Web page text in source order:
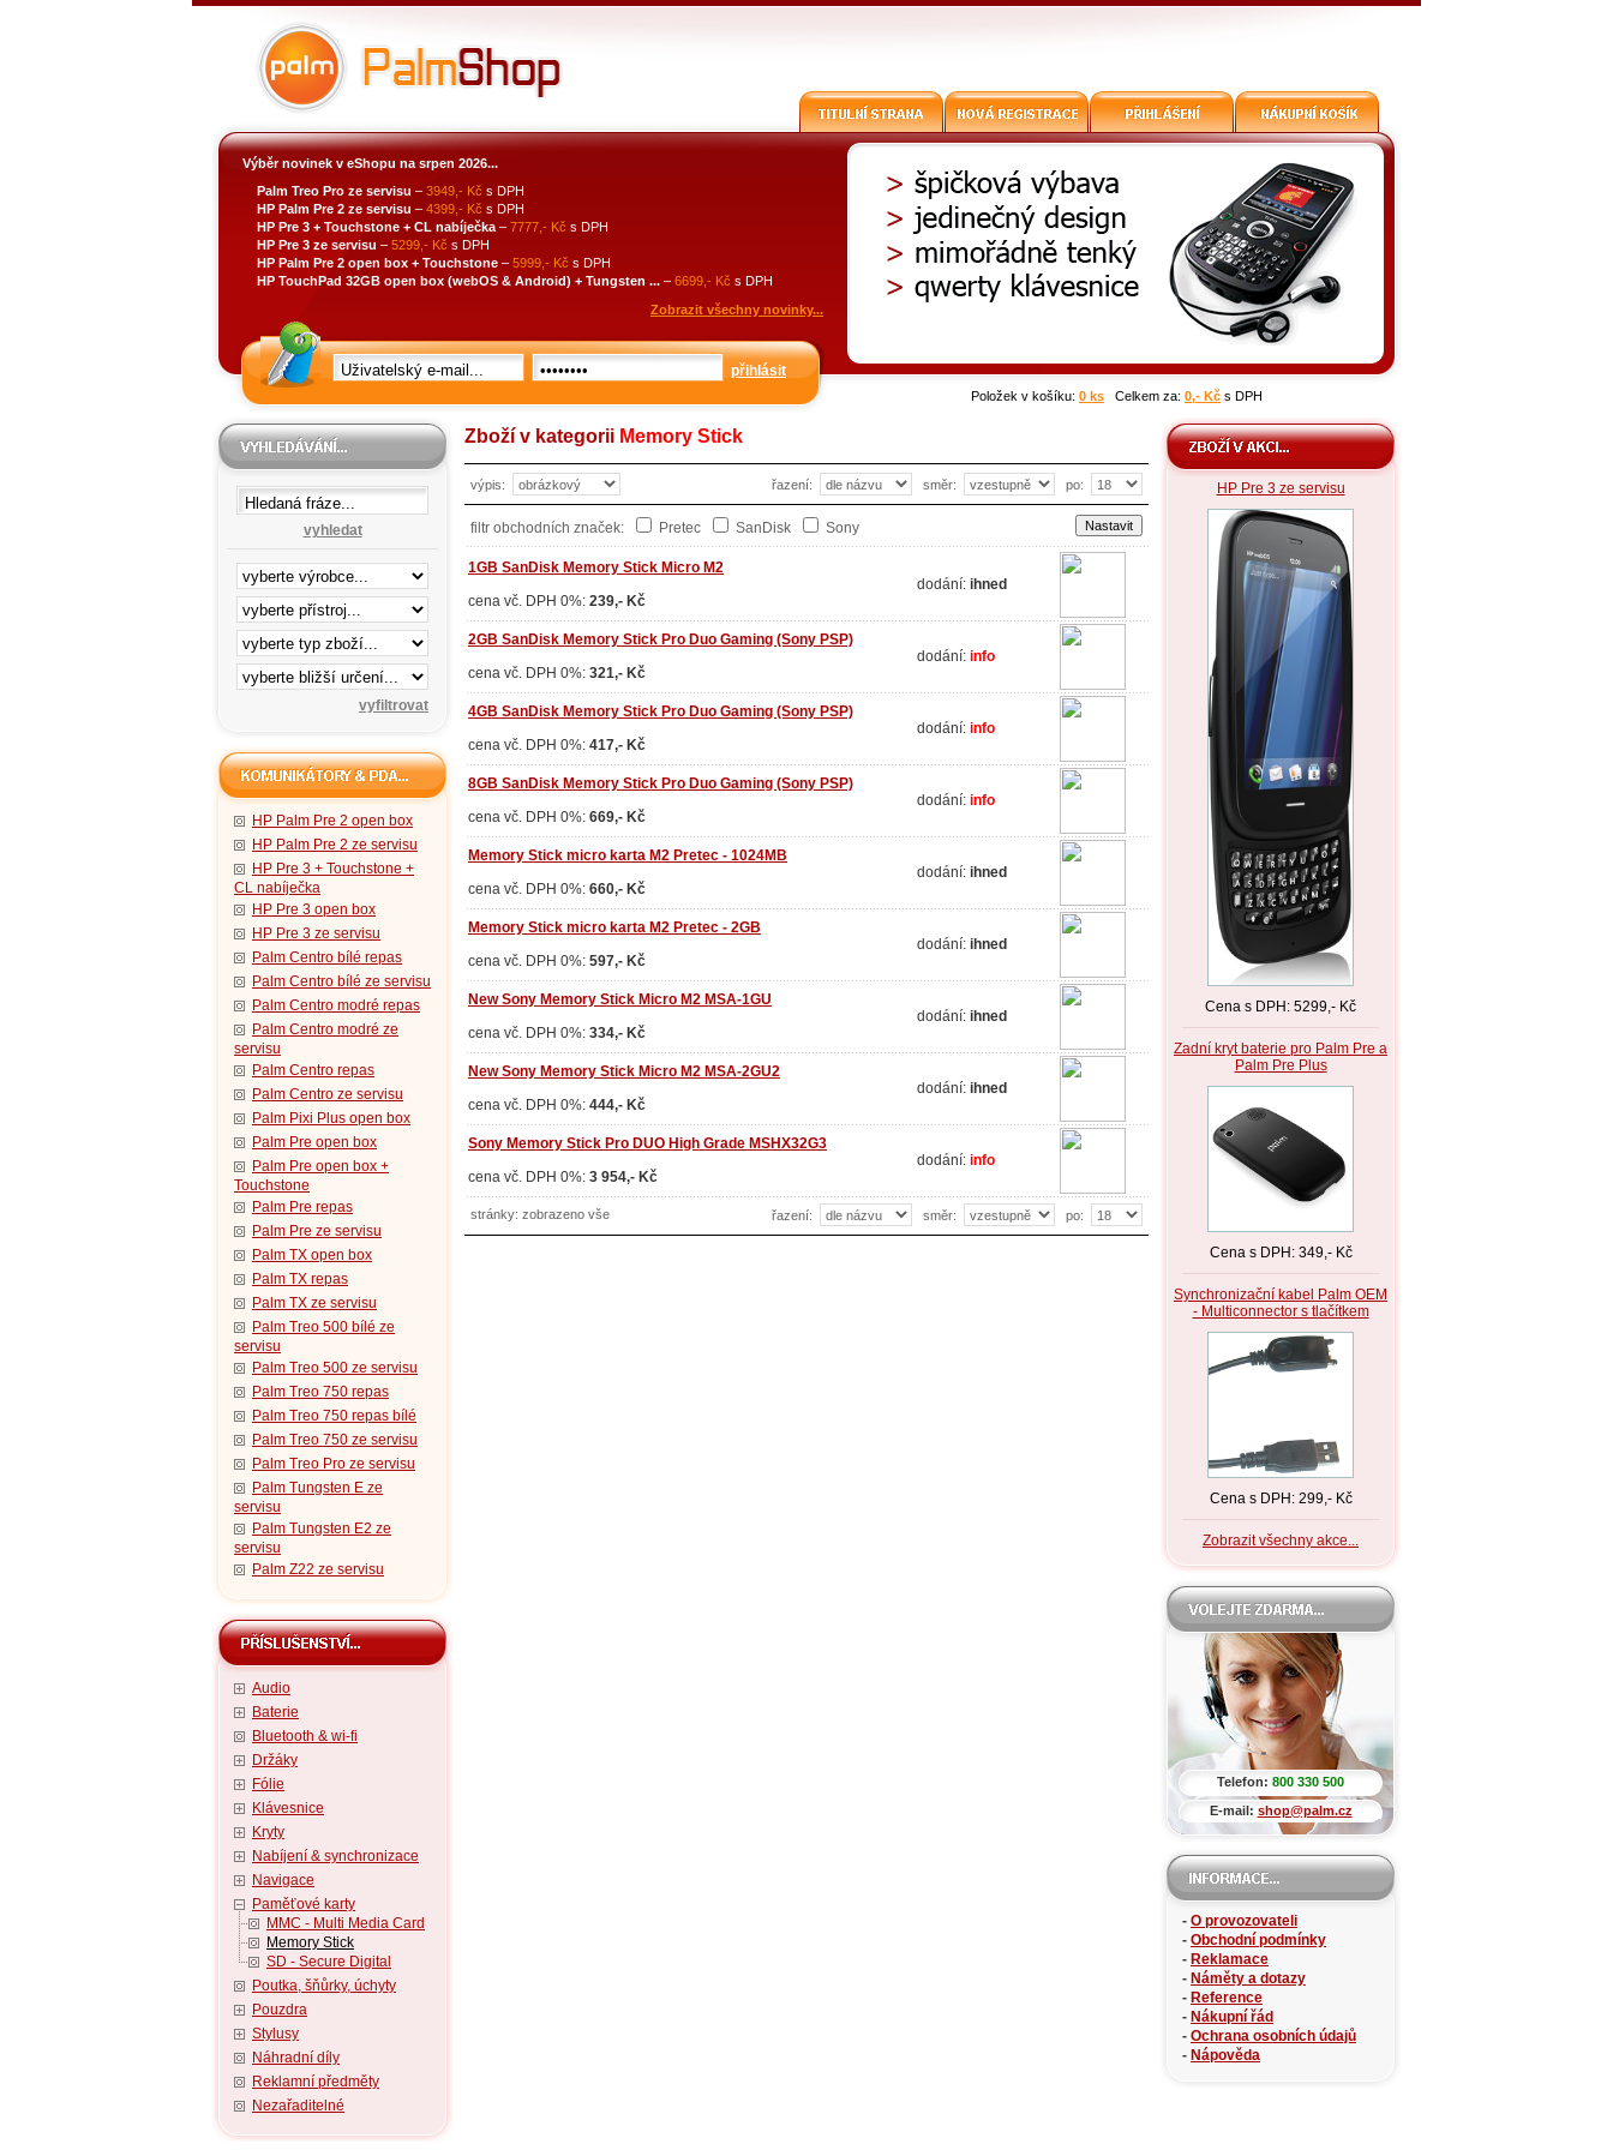
Výběr novinek v eShopu na srpen 2026...
Palm Treo Pro ze servisu – 3949,- Kč s DPH
HP Palm Pre 2 ze servisu – 4399,- Kč s DPH
HP Pre 3 + Touchstone + CL nabíječka – 7777,- Kč s DPH
HP Pre 3 ze servisu – 5299,- Kč s DPH
HP Palm Pre 2 open box + Touchstone – 5999,- Kč s DPH
HP TouchPad 32GB open box (webOS & Android) + Tungsten ... – 6699,- Kč s DPH
Zobrazit všechny novinky...
přihlásit
Položek v košíku: 0 ks Celkem za: 0,- Kč s DPH
vyhledat
HP Palm Pre 2 open box
HP Palm Pre 2 ze servisu
HP Pre 3 + Touchstone +
CL nabíječka
HP Pre 3 open box
HP Pre 3 ze servisu
Palm Centro bílé repas
Palm Centro bílé ze servisu
Palm Centro modré repas
Palm Centro modré ze
servisu
Palm Centro repas
Palm Centro ze servisu
Palm Pixi Plus open box
Palm Pre open box
Palm Pre open box +
Touchstone
Palm Pre repas
Palm Pre ze servisu
Palm TX open box
Palm TX repas
Palm TX ze servisu
Palm Treo 500 bílé ze
servisu
Palm Treo 500 ze servisu
Palm Treo 750 repas
Palm Treo 750 repas bílé
Palm Treo 750 ze servisu
Palm Treo Pro ze servisu
Palm Tungsten E ze
servisu
Palm Tungsten E2 ze
servisu
Palm Z22 ze servisu
Audio
Baterie
Bluetooth & wi-fi
Držáky
Fólie
Klávesnice
Kryty
Nabíjení & synchronizace
Navigace
Paměťové karty
MMC - Multi Media Card
Memory Stick
SD - Secure Digital
Poutka, šňůrky, úchyty
Pouzdra
Stylusy
Náhradní díly
Reklamní předměty
Nezařaditelné
HP Pre 3 ze servisu
Cena s DPH: 5299,- Kč
Zadní kryt baterie pro Palm Pre a
Palm Pre Plus
Cena s DPH: 349,- Kč
Synchronizační kabel Palm OEM
- Multiconnector s tlačítkem
Cena s DPH: 299,- Kč
Zobrazit všechny akce...
Telefon: 800 330 500
E-mail: shop@palm.cz
- O provozovateli
- Obchodní podmínky
- Reklamace
- Náměty a dotazy
- Reference
- Nákupní řád
- Ochrana osobních údajů
- Nápověda
Zboží v kategorii Memory Stick
výpis: řazení: směr: po:
filtr obchodních značek: Pretec SanDisk Sony
1GB SanDisk Memory Stick Micro M2
cena vč. DPH 0%: 239,- Kč
dodání: ihned
2GB SanDisk Memory Stick Pro Duo Gaming (Sony PSP)
cena vč. DPH 0%: 321,- Kč
dodání: info
4GB SanDisk Memory Stick Pro Duo Gaming (Sony PSP)
cena vč. DPH 0%: 417,- Kč
dodání: info
8GB SanDisk Memory Stick Pro Duo Gaming (Sony PSP)
cena vč. DPH 0%: 669,- Kč
dodání: info
Memory Stick micro karta M2 Pretec - 1024MB
cena vč. DPH 0%: 660,- Kč
dodání: ihned
Memory Stick micro karta M2 Pretec - 2GB
cena vč. DPH 0%: 597,- Kč
dodání: ihned
New Sony Memory Stick Micro M2 MSA-1GU
cena vč. DPH 0%: 334,- Kč
dodání: ihned
New Sony Memory Stick Micro M2 MSA-2GU2
cena vč. DPH 0%: 444,- Kč
dodání: ihned
Sony Memory Stick Pro DUO High Grade MSHX32G3
cena vč. DPH 0%: 3 954,- Kč
dodání: info
stránky: zobrazeno vše řazení: směr: po: